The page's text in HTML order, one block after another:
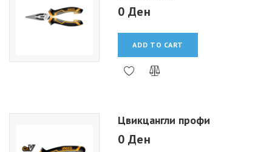
0 Ден
ADD TO CART
Цвикцангли профи
0 Ден